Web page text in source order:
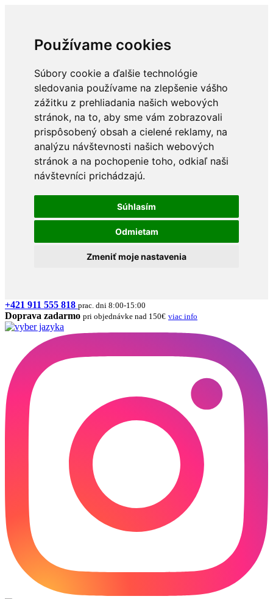
Používame cookies
Súbory cookie a ďalšie technológie
sledovania používame na zlepšenie vášho
zážitku z prehliadania našich webových
stránok, na to, aby sme vám zobrazovali
prispôsobený obsah a cielené reklamy, na
analýzu návštevnosti našich webových
stránok a na pochopenie toho, odkiaľ naši
návštevníci prichádzajú.
Súhlasím
Odmietam
Zmeniť moje nastavenia
+421 911 555 818 prac. dni 8:00-15:00
Doprava zadarmo pri objednávke nad 150€ viac info